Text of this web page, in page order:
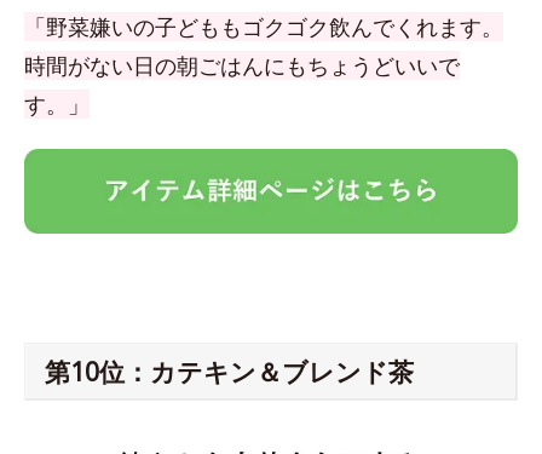
「野菜嫌いの子どももゴクゴク飲んでくれます。
時間がない日の朝ごはんにもちょうどいいで
す。」
第10位：カテキン＆ブレンド茶